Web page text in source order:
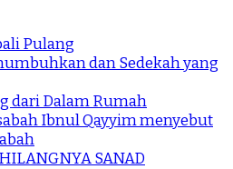
Pulang
dan Sedekah yang
dari Dalam Rumah
Ibnul Qayyim menyebut
SANAD